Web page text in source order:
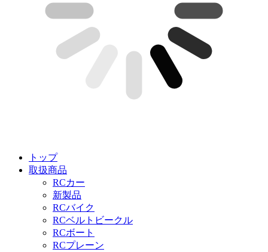
トップ
取扱商品
RCカー
新製品
RCバイク
RCベルトビークル
RCボート
RCプレーン